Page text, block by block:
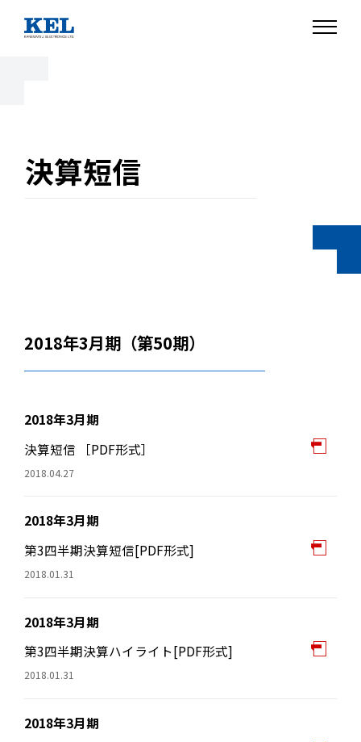
決算短信
2018年3月期（第50期）
2018年3月期
決算短信 ［PDF形式］
2018.04.27
2018年3月期
第3四半期決算短信[PDF形式]
2018.01.31
2018年3月期
第3四半期決算ハイライト[PDF形式]
2018.01.31
2018年3月期